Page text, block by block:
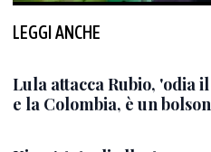
LEGGI ANCHE
Lula attacca Rubio, 'odia
e la Colombia, è un